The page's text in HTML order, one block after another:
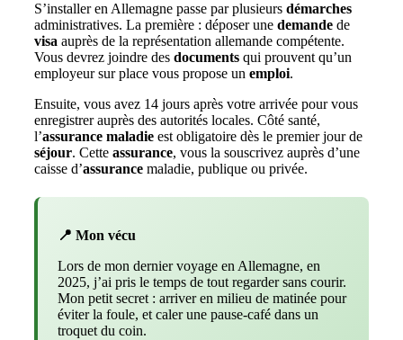
S’installer en Allemagne passe par plusieurs démarches
administratives. La première : déposer une demande de
visa auprès de la représentation allemande compétente.
Vous devrez joindre des documents qui prouvent qu’un
employeur sur place vous propose un emploi.
Ensuite, vous avez 14 jours après votre arrivée pour vous
enregistrer auprès des autorités locales. Côté santé,
l’assurance maladie est obligatoire dès le premier jour de
séjour. Cette assurance, vous la souscrivez auprès d’une
caisse d’assurance maladie, publique ou privée.
📍 Mon vécu
Lors de mon dernier voyage en Allemagne, en
2025, j’ai pris le temps de tout regarder sans courir.
Mon petit secret : arriver en milieu de matinée pour
éviter la foule, et caler une pause-café dans un
troquet du coin.